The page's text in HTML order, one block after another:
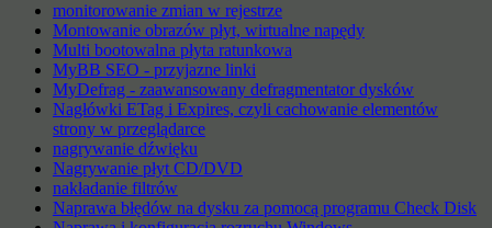
monitorowanie zmian w rejestrze
Montowanie obrazów płyt, wirtualne napędy
Multi bootowalna płyta ratunkowa
MyBB SEO - przyjazne linki
MyDefrag - zaawansowany defragmentator dysków
Nagłówki ETag i Expires, czyli cachowanie elementów
strony w przeglądarce
nagrywanie dźwięku
Nagrywanie płyt CD/DVD
nakładanie filtrów
Naprawa błędów na dysku za pomocą programu Check Disk